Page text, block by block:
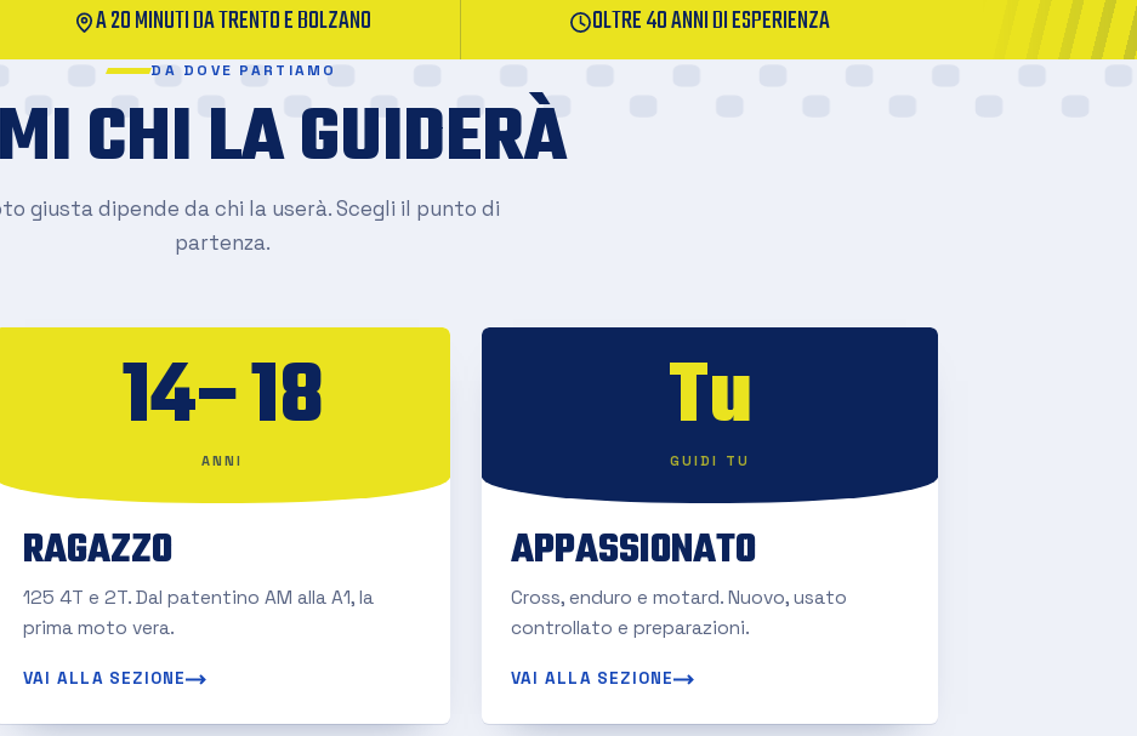
A 20 MINUTI DA TRENTO E BOLZANO OLTRE 40 ANNI DI ESPERIENZA
DA DOVE PARTIAMO
CHI LA GUIDERÀ
giusta dipende da chi la userà. Scegli il punto di
partenza.
14–18
ANNI
RAGAZZO
125 4T e 2T. Dal patentino AM alla A1, la
prima moto vera.
VAI ALLA SEZIONE
Tu
GUIDI TU
APPASSIONATO
Cross, enduro e motard. Nuovo, usato
controllato e preparazioni.
VAI ALLA SEZIONE